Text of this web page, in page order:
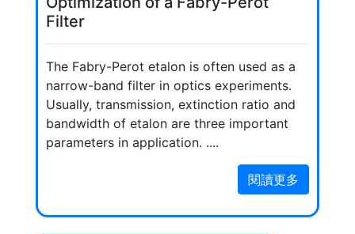
Filter
The Fabry-Perot etalon is often used as a
narrow-band filter in optics experiments.
Usually, transmission, extinction ratio and
bandwidth of etalon are three important
parameters in application. ....
閱讀更多